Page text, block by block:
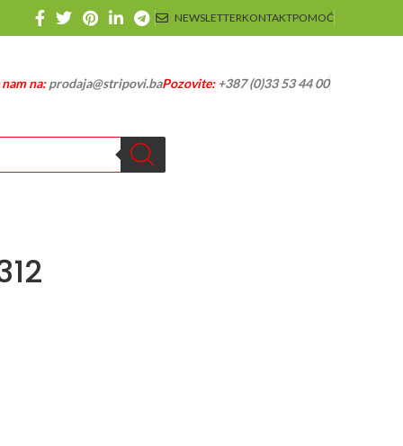
NEWSLETTERKONTAKTPOMOĆ
na:prodaja@stripovi.baPozovite:+387 (0)33 53 44 00